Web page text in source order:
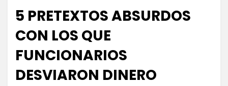
5 PRETEXTOS ABSURDOS
CON LOS QUE
FUNCIONARIOS
DESVIARON DINERO